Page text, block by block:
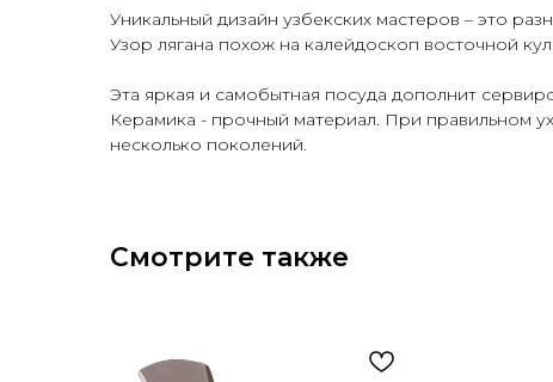
Уникальный дизайн узбекских мастеров – это
Узор лягана похож на калейдоскоп восточной
Эта яркая и самобытная посуда дополнит
Керамика - прочный материал. При правильном
несколько поколений.
Смотрите также